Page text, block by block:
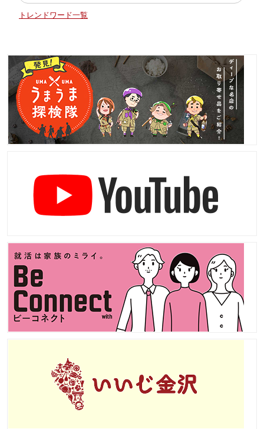
トレンドワード一覧